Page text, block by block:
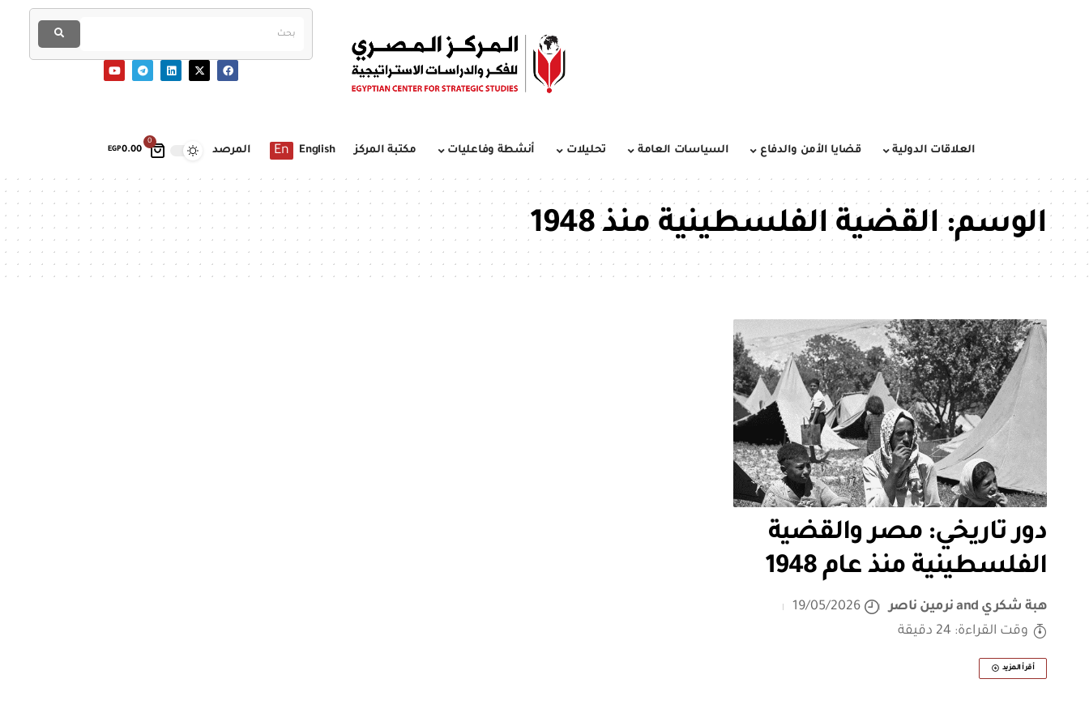
0
EGP0.00 العلاقات الدولية قضايا الأمن والدفاع السياسات العامة تحليلات أنشطة وفاعليات مكتبة المركز English
En المرصد
الوسم:القضية الفلسطينية منذ 1948
دور تاريخي: مصر والقضية
الفلسطينية منذ عام 1948
هبة شكري نرمين ناصر
19/05/2026
وقت القراءة: 24 دقيقة
أقرأ المزيد